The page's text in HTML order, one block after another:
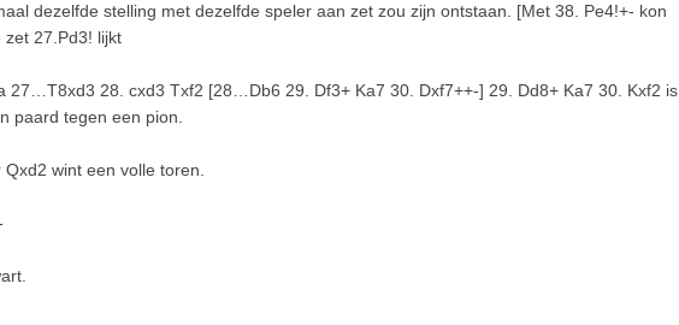
dezelfde stelling met dezelfde speler aan zet zou zijn ontstaan. [Met 38. Pe4!+- kon
zet 27.Pd3! lijkt
27…T8xd3 28. cxd3 Txf2 [28…Db6 29. Df3+ Ka7 30. Dxf7++-] 29. Dd8+ Ka7 30. Kxf2 is
paard tegen een pion.
wint een volle toren.